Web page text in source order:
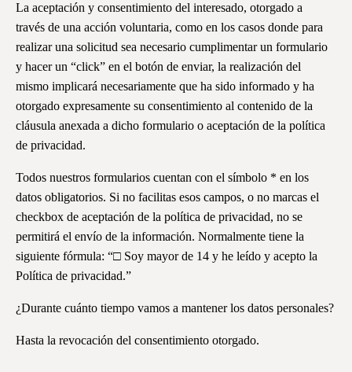
La aceptación y consentimiento del interesado, otorgado a
través de una acción voluntaria, como en los casos donde para
realizar una solicitud sea necesario cumplimentar un formulario
y hacer un “click” en el botón de enviar, la realización del
mismo implicará necesariamente que ha sido informado y ha
otorgado expresamente su consentimiento al contenido de la
cláusula anexada a dicho formulario o aceptación de la política
de privacidad.
Todos nuestros formularios cuentan con el símbolo * en los
datos obligatorios. Si no facilitas esos campos, o no marcas el
checkbox de aceptación de la política de privacidad, no se
permitirá el envío de la información. Normalmente tiene la
siguiente fórmula: “□ Soy mayor de 14 y he leído y acepto la
Política de privacidad.”
¿Durante cuánto tiempo vamos a mantener los datos personales?
Hasta la revocación del consentimiento otorgado.